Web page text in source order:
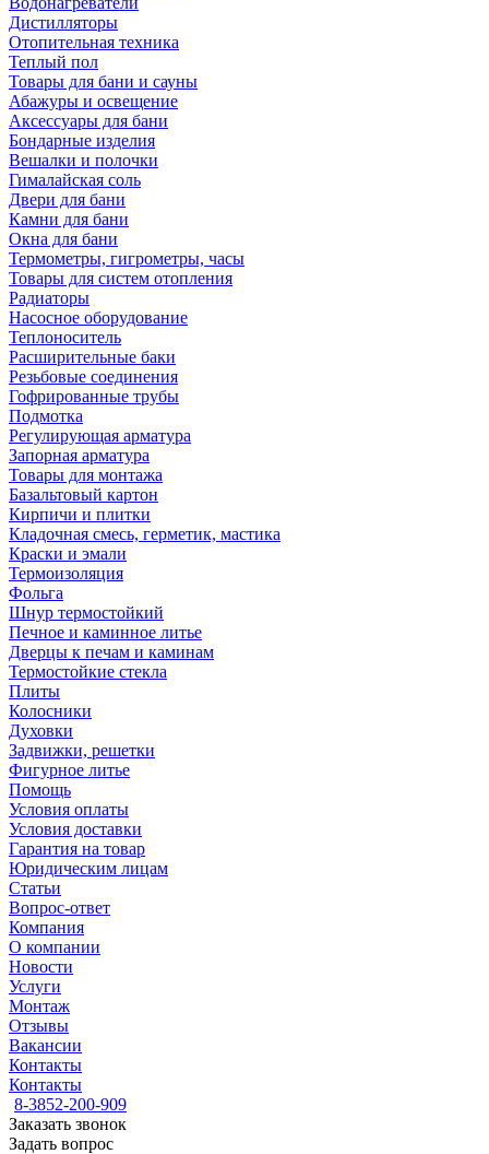
Дистилляторы
Отопительная техника
Теплый пол
Товары для бани и сауны
Абажуры и освещение
Аксессуары для бани
Бондарные изделия
Вешалки и полочки
Гималайская соль
Двери для бани
Камни для бани
Окна для бани
Термометры, гигрометры, часы
Товары для систем отопления
Радиаторы
Насосное оборудование
Теплоноситель
Расширительные баки
Резьбовые соединения
Гофрированные трубы
Подмотка
Регулирующая арматура
Запорная арматура
Товары для монтажа
Базальтовый картон
Кирпичи и плитки
Кладочная смесь, герметик, мастика
Краски и эмали
Термоизоляция
Фольга
Шнур термостойкий
Печное и каминное литье
Дверцы к печам и каминам
Термостойкие стекла
Плиты
Колосники
Духовки
Задвижки, решетки
Фигурное литье
Помощь
Условия оплаты
Условия доставки
Гарантия на товар
Юридическим лицам
Статьи
Вопрос-ответ
Компания
О компании
Новости
Услуги
Монтаж
Отзывы
Вакансии
Контакты
Контакты
8-3852-200-909
Заказать звонок
Задать вопрос